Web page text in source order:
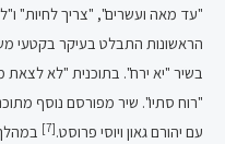
"עד מאה ועשרים", "צריך לחיות"
הראשונות התבלט בעיקר בקטעי
בשיר "יא ירח". בתוכנית "לא לצאת
"רוח סתיו". שיר מפורסם נוסף
עם יהורם גאון ויוסי פרוסט.[7]